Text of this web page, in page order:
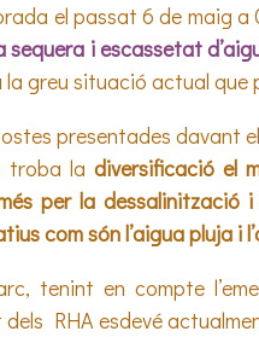
el passat 6 de maig a
i escassetat
greu situació actual
presentades davant
troba ladiversificació el
per la dessalinització
com són l’aigua pluja i
tenint en compte
dels RHA esdevé